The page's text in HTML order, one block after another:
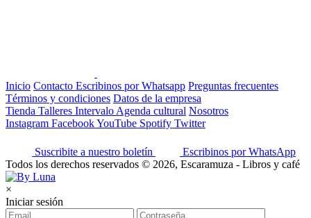
Inicio Contacto Escribinos por Whatsapp Preguntas frecuentes
Términos y condiciones Datos de la empresa
Tienda Talleres Intervalo Agenda cultural Nosotros
Instagram FacebookYouTube Spotify Twitter
Suscribite a nuestro boletín
Escribinos por WhatsApp
Todos los derechos reservados © 2026, Escaramuza - Libros y café
×
Iniciar sesión